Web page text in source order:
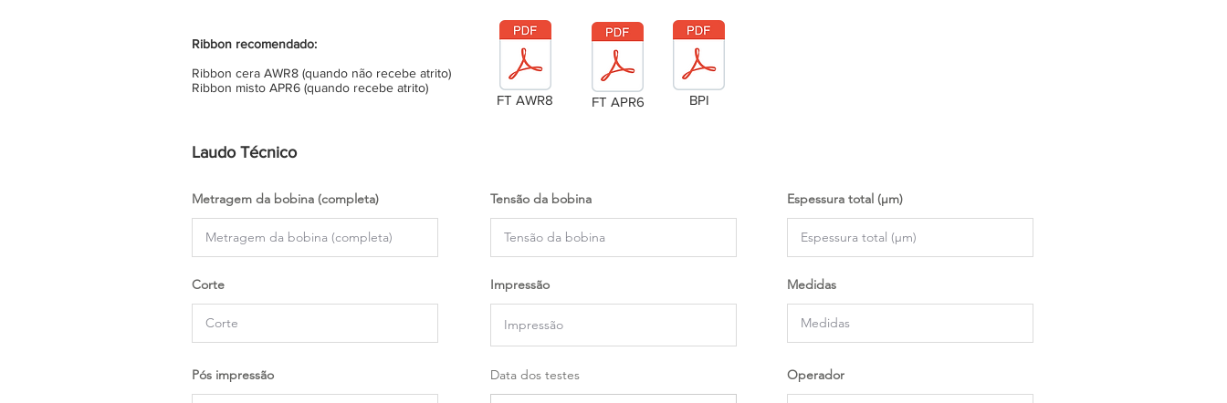
Ribbon recomendado:
Ribbon cera AWR8 (quando não recebe atrito)
Ribbon misto APR6 (quando recebe atrito)
FT AWR8 FT APR6 BPI
Laudo Técnico
Metragem da bobina (completa)
Corte
Pós impressão
Tensão da bobina
Impressão
Data dos testes
Espessura total (µm)
Medidas
Operador